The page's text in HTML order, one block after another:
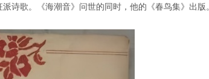
诗歌。《海潮音》问世的同时，他的《春鸟集》出版